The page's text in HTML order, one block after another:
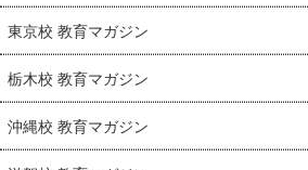
東京校 教育マガジン
栃木校 教育マガジン
沖縄校 教育マガジン